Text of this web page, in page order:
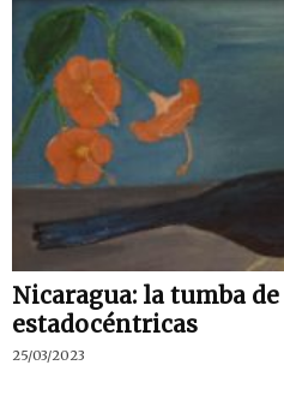
Nicaragua: la tumba
estadocéntricas
25/03/2023